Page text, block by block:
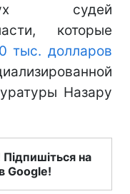
судей
которые
тыс. долларов
Назару
на
Google!